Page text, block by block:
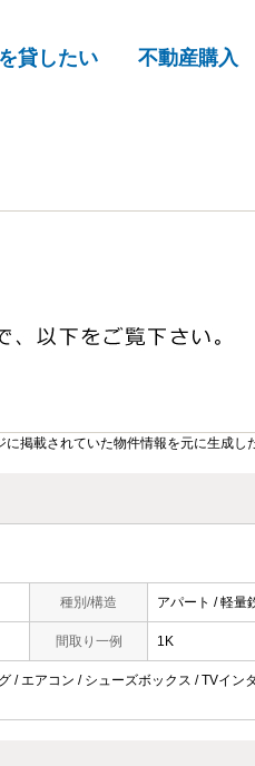
貸したい 不動産購入
載されていた物件情報を元に生成し
種別/構造 アパート / 軽量
間取り一例 1K
/ エアコン / シューズボックス / TVイン